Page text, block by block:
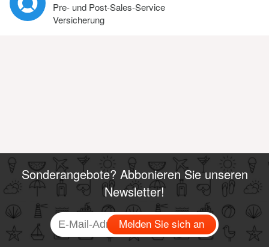
Pre- und Post-Sales-Service
Versicherung
Sonderangebote? Abbonieren Sie unseren
Newsletter!
Melden Sie sich an